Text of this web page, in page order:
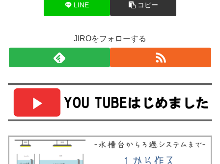
LINE コピー
JIROをフォローする